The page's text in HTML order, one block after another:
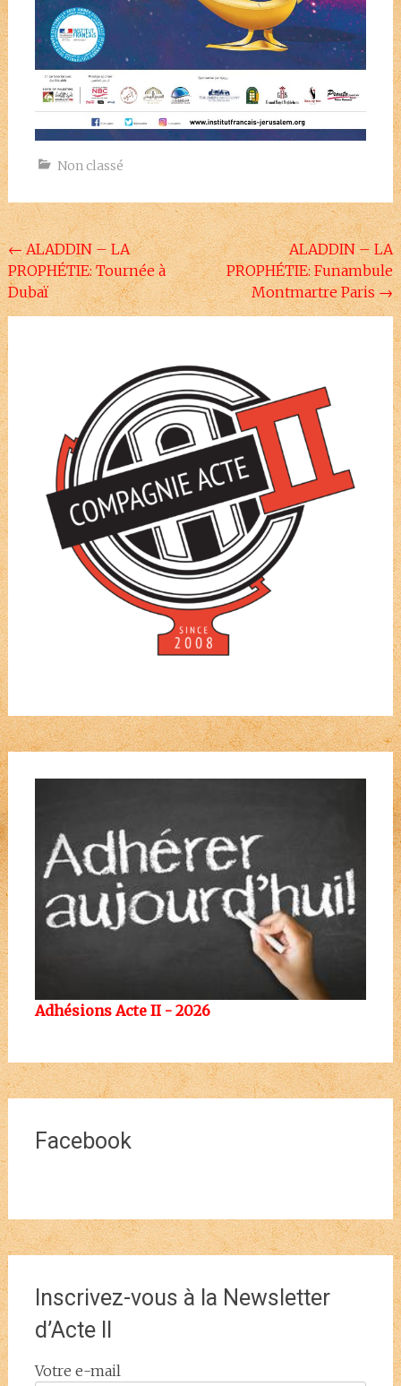
Non classé
Navigation
de
l'article
←ALADDIN – LA
PROPHÉTIE: Tournée à
Dubaï
ALADDIN – LA
PROPHÉTIE: Funambule
Montmartre Paris→
Adhésions Acte II - 2026
Facebook
Inscrivez-vous à la Newsletter
d’Acte II
Votre e-mail